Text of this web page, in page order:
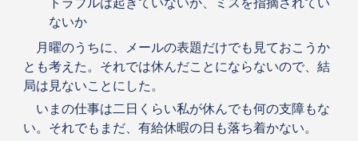
ないか
月曜のうちに、メールの表題だけでも見ておこうか
とも考えた。それでは休んだことにならないので、結
局は見ないことにした。
いまの仕事は二日くらい私が休んでも何の支障もな
い。それでもまだ、有給休暇の日も落ち着かない。